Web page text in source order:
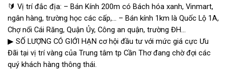
🔰 Vị trí đắc địa: – Bán Kính 200m có Bách hóa xanh, Vinmart,
ngân hàng, trường học các cấp,… – Bán kính 1km là Quốc Lộ 1A,
Chợ nổi Cái Răng, Quận Ủy, Công an quận, trường ĐH…
▶ SỐ LƯỢNG CÓ GIỚI HẠN cơ hội đầu tư với mức giá cực Ưu
Đãi tại vị trí vàng của Trung tâm tp Cần Thơ đang chờ đợi các
quý khách hàng thông thái.